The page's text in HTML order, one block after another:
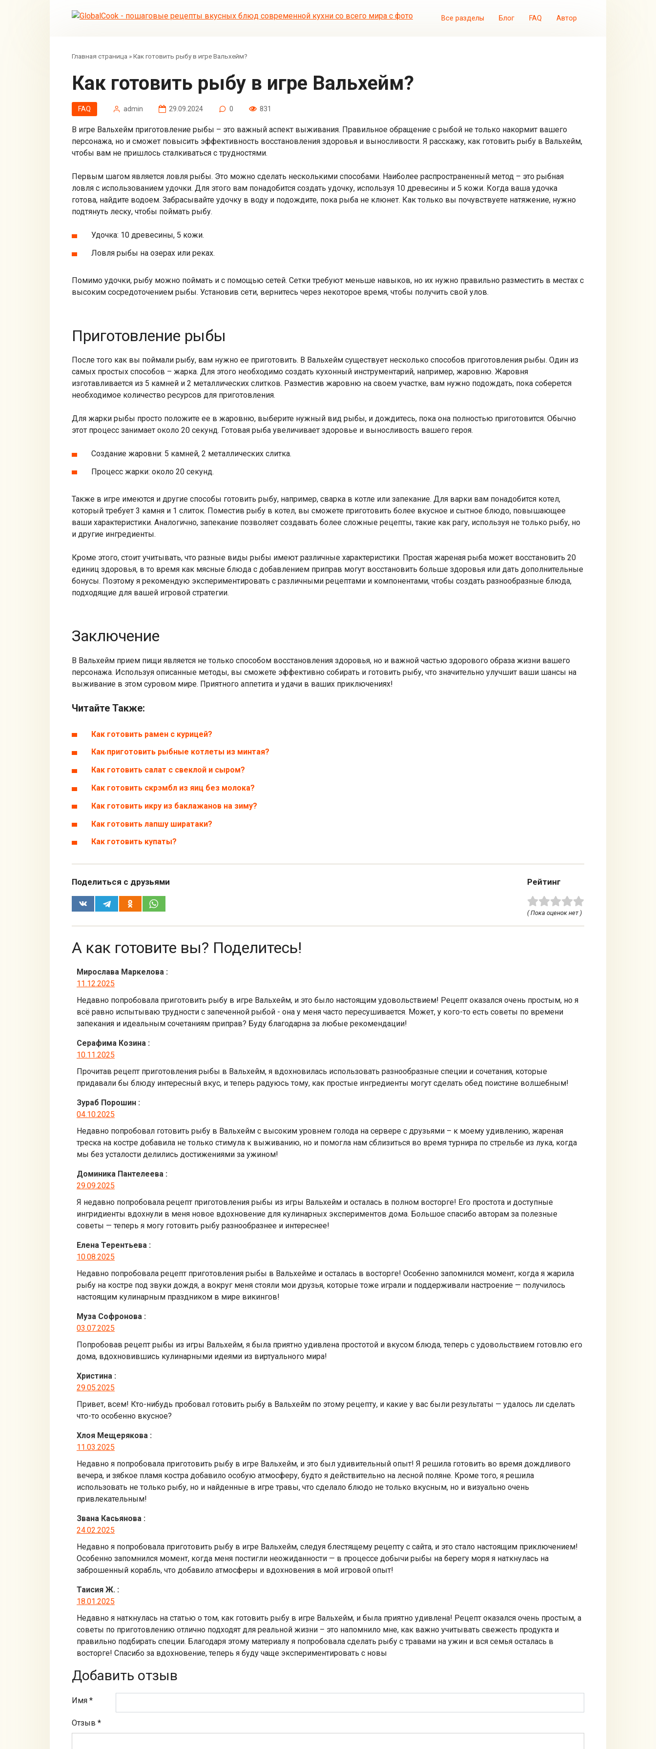
Все разделы Блог FAQ Автор
Главная страница »Как готовить рыбу в игре Вальхейм?
Как готовить рыбу в игре Вальхейм?
FAQ admin 29.09.2024 0 831
В игре Вальхейм приготовление рыбы – это важный аспект выживания. Правильное обращение с рыбой не только накормит вашего
персонажа, но и сможет повысить эффективность восстановления здоровья и выносливости. Я расскажу, как готовить рыбу в Вальхейм,
чтобы вам не пришлось сталкиваться с трудностями.
Первым шагом является ловля рыбы. Это можно сделать несколькими способами. Наиболее распространенный метод – это рыбная
ловля с использованием удочки. Для этого вам понадобится создать удочку, используя 10 древесины и 5 кожи. Когда ваша удочка
готова, найдите водоем. Забрасывайте удочку в воду и подождите, пока рыба не клюнет. Как только вы почувствуете натяжение, нужно
подтянуть леску, чтобы поймать рыбу.
Удочка: 10 древесины, 5 кожи.
Ловля рыбы на озерах или реках.
Помимо удочки, рыбу можно поймать и с помощью сетей. Сетки требуют меньше навыков, но их нужно правильно разместить в местах с
высоким сосредоточением рыбы. Установив сети, вернитесь через некоторое время, чтобы получить свой улов.
Приготовление рыбы
После того как вы поймали рыбу, вам нужно ее приготовить. В Вальхейм существует несколько способов приготовления рыбы. Один из
самых простых способов – жарка. Для этого необходимо создать кухонный инструментарий, например, жаровню. Жаровня
изготавливается из 5 камней и 2 металлических слитков. Разместив жаровню на своем участке, вам нужно подождать, пока соберется
необходимое количество ресурсов для приготовления.
Для жарки рыбы просто положите ее в жаровню, выберите нужный вид рыбы, и дождитесь, пока она полностью приготовится. Обычно
этот процесс занимает около 20 секунд. Готовая рыба увеличивает здоровье и выносливость вашего героя.
Создание жаровни: 5 камней, 2 металлических слитка.
Процесс жарки: около 20 секунд.
Также в игре имеются и другие способы готовить рыбу, например, сварка в котле или запекание. Для варки вам понадобится котел,
который требует 3 камня и 1 слиток. Поместив рыбу в котел, вы сможете приготовить более вкусное и сытное блюдо, повышающее
ваши характеристики. Аналогично, запекание позволяет создавать более сложные рецепты, такие как рагу, используя не только рыбу, но
и другие ингредиенты.
Кроме этого, стоит учитывать, что разные виды рыбы имеют различные характеристики. Простая жареная рыба может восстановить 20
единиц здоровья, в то время как мясные блюда с добавлением приправ могут восстановить больше здоровья или дать дополнительные
бонусы. Поэтому я рекомендую экспериментировать с различными рецептами и компонентами, чтобы создать разнообразные блюда,
подходящие для вашей игровой стратегии.
Заключение
В Вальхейм прием пищи является не только способом восстановления здоровья, но и важной частью здорового образа жизни вашего
персонажа. Используя описанные методы, вы сможете эффективно собирать и готовить рыбу, что значительно улучшит ваши шансы на
выживание в этом суровом мире. Приятного аппетита и удачи в ваших приключениях!
Читайте Также:
Как готовить рамен с курицей?
Как приготовить рыбные котлеты из минтая?
Как готовить салат с свеклой и сыром?
Как готовить скрэмбл из яиц без молока?
Как готовить икру из баклажанов на зиму?
Как готовить лапшу ширатаки?
Как готовить купаты?
Поделиться с друзьями Рейтинг
( Пока оценок нет )
А как готовите вы? Поделитесь!
Мирослава Маркелова :
11.12.2025
Недавно попробовала приготовить рыбу в игре Вальхейм, и это было настоящим удовольствием! Рецепт оказался очень простым, но я
всё равно испытываю трудности с запеченной рыбой - она у меня часто пересушивается. Может, у кого-то есть советы по времени
запекания и идеальным сочетаниям приправ? Буду благодарна за любые рекомендации!
Серафима Козина :
10.11.2025
Прочитав рецепт приготовления рыбы в Вальхейм, я вдохновилась использовать разнообразные специи и сочетания, которые
придавали бы блюду интересный вкус, и теперь радуюсь тому, как простые ингредиенты могут сделать обед поистине волшебным!
Зураб Порошин :
04.10.2025
Недавно попробовал готовить рыбу в Вальхейм с высоким уровнем голода на сервере с друзьями – к моему удивлению, жареная
треска на костре добавила не только стимула к выживанию, но и помогла нам сблизиться во время турнира по стрельбе из лука, когда
мы без усталости делились достижениями за ужином!
Доминика Пантелеева :
29.09.2025
Я недавно попробовала рецепт приготовления рыбы из игры Вальхейм и осталась в полном восторге! Его простота и доступные
ингридиенты вдохнули в меня новое вдохновение для кулинарных экспериментов дома. Большое спасибо авторам за полезные
советы — теперь я могу готовить рыбу разнообразнее и интереснее!
Елена Терентьева :
10.08.2025
Недавно попробовала рецепт приготовления рыбы в Вальхейме и осталась в восторге! Особенно запомнился момент, когда я жарила
рыбу на костре под звуки дождя, а вокруг меня стояли мои друзья, которые тоже играли и поддерживали настроение — получилось
настоящим кулинарным праздником в мире викингов!
Муза Софронова :
03.07.2025
Попробовав рецепт рыбы из игры Вальхейм, я была приятно удивлена простотой и вкусом блюда, теперь с удовольствием готовлю его
дома, вдохновившись кулинарными идеями из виртуального мира!
Христина :
29.05.2025
Привет, всем! Кто-нибудь пробовал готовить рыбу в Вальхейм по этому рецепту, и какие у вас были результаты — удалось ли сделать
что-то особенно вкусное?
Хлоя Мещерякова :
11.03.2025
Недавно я попробовала приготовить рыбу в игре Вальхейм, и это был удивительный опыт! Я решила готовить во время дождливого
вечера, и зябкое пламя костра добавило особую атмосферу, будто я действительно на лесной поляне. Кроме того, я решила
использовать не только рыбу, но и найденные в игре травы, что сделало блюдо не только вкусным, но и визуально очень
привлекательным!
Звана Касьянова :
24.02.2025
Недавно я попробовала приготовить рыбу в игре Вальхейм, следуя блестящему рецепту с сайта, и это стало настоящим приключением!
Особенно запомнился момент, когда меня постигли неожиданности — в процессе добычи рыбы на берегу моря я наткнулась на
заброшенный корабль, что добавило атмосферы и вдохновения в мой игровой опыт!
Таисия Ж. :
18.01.2025
Недавно я наткнулась на статью о том, как готовить рыбу в игре Вальхейм, и была приятно удивлена! Рецепт оказался очень простым, а
советы по приготовлению отлично подходят для реальной жизни – это напомнило мне, как важно учитывать свежесть продукта и
правильно подбирать специи. Благодаря этому материалу я попробовала сделать рыбу с травами на ужин и вся семья осталась в
восторге! Спасибо за вдохновение, теперь я буду чаще экспериментировать с новы
Добавить отзыв
Имя *
Отзыв *